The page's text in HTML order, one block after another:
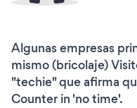
Algunas empresas
mismo (bricolaje)
"techie" que afirma
Counter in 'no time'.